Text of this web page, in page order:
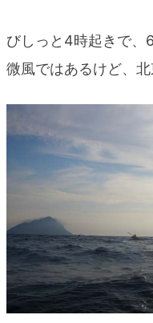
びしっと4時起きで、
微風ではあるけど、